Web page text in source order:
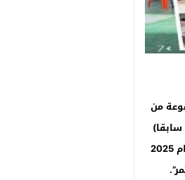
مجموعة من
سابقا)
عاملا على إقليم طاطا” وخبرا بارزا يهم ” العالمة المغربية (إبنة تاونات) نجاة مختار تتوج بجائزة المرأة العربية لعام 2025